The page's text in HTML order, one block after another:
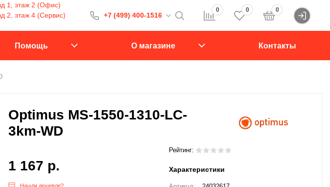
1, этаж 2 (Офис)
2, этаж 4 (Сервис)
+7 (499) 400-1516
+7 (499) 400-1516
С 9:30 до 18:00
0 0 0
Помощь О магазине Контакты
Optimus MS-1550-1310-LC-
3km-WD
1 167 р.
Нашли дешевле?
Характеристики
Рейтинг: